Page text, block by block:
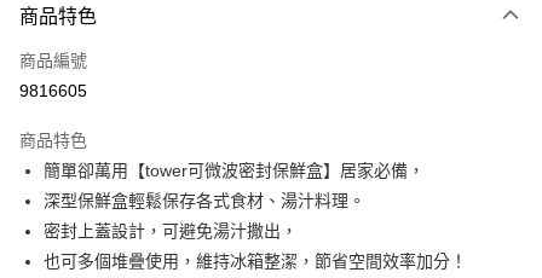
成交易。
3.實際核准額度、可分期數及費用金額請依後續交易確認頁面所載為準。
4.訂單成立30分鐘內，如未前往確認交易或遇審核未通過，訂單將自動取
消。如遇「轉專審核」未通過狀況，表示未達大哥付你分期系統評分，恕無
法說明評估內容。
1.分期款項不併入電信帳單，「大哥付你分期」於每月結算日後寄送繳費提
2.透過簡訊連結打開帳單後，可選擇「超商條碼／台灣大直營門市／銀行轉
帳／街口支付／iPASS MONEY」等通路繳費。
【注意事項】
1.本服務係由「台灣大哥大股份有限公司」（以下簡稱本公司）所提供，讓
每筆NT$100，滿NT$499(含以上)免運費
每筆NT$100，滿NT$499(含以上)免運費
7-11取貨付款
每筆NT$100，滿NT$499(含以上)免運費
付款後7-11取貨
商品特色
商品編號
9816605
商品特色
簡單卻萬用【tower可微波密封保鮮盒】居家必備，
深型保鮮盒輕鬆保存各式食材、湯汁料理。
密封上蓋設計，可避免湯汁撒出，
也可多個堆疊使用，維持冰箱整潔，節省空間效率加分！